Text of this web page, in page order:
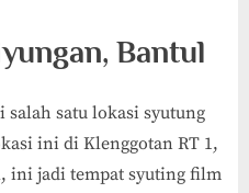
Bantul
salah satu lokasi syutung
ini di Klenggotan RT 1,
ini jadi tempat syuting film